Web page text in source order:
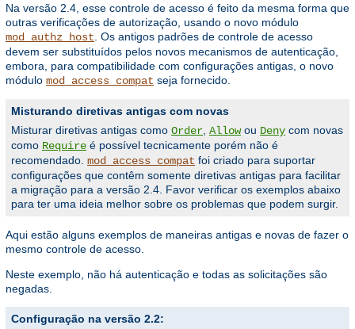
Na versão 2.4, esse controle de acesso é feito da mesma forma que
outras verificações de autorização, usando o novo módulo
mod_authz_host . Os antigos padrões de controle de acesso
devem ser substituídos pelos novos mecanismos de autenticação,
embora, para compatibilidade com configurações antigas, o novo
módulo mod_access_compat seja fornecido.
Misturando diretivas antigas com novas
Misturar diretivas antigas como Order Allowou Deny com novas
como Require é possível tecnicamente porém não é
recomendado. mod_access_compat foi criado para suportar
configurações que contêm somente diretivas antigas para facilitar
a migração para a versão 2.4. Favor verificar os exemplos abaixo
para ter uma ideia melhor sobre os problemas que podem surgir.
Aqui estão alguns exemplos de maneiras antigas e novas de fazer o
mesmo controle de acesso.
Neste exemplo, não há autenticação e todas as solicitações são
negadas.
Configuração na versão 2.2: